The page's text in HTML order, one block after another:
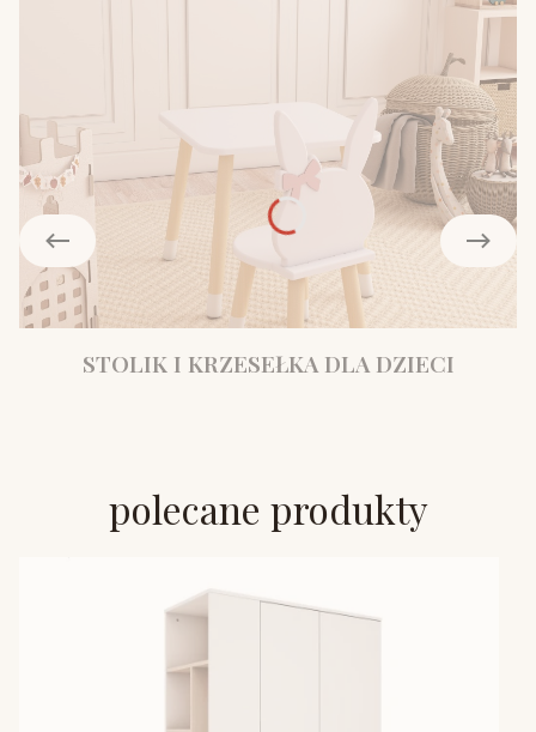
STOLIK I KRZESEŁKA DLA DZIECI
polecane produkty